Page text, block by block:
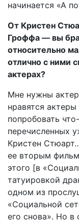
начинается «А
От Кристен
Гроффа — вы
относительно
отлично с ними
актерах?
Мне нужны
нравятся
попробовать
перечисленных
Кристен
ее вторым
этого [в
татуировкой
одном из
«Социальной
его снова». Но